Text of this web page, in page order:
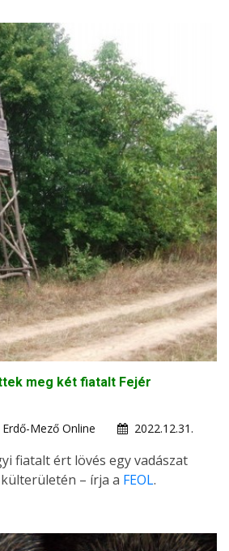
meg két fiatalt Fejér
Mező Online
2022.12.31.
fiatalt ért lövés egy vadászat
– írja a FEOL.